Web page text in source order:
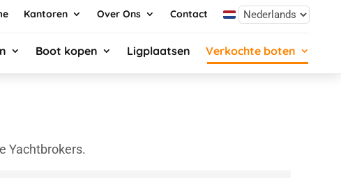
Kantoren Over Ons Contact
Boot kopen Ligplaatsen Verkochte boten
Yachtbrokers.